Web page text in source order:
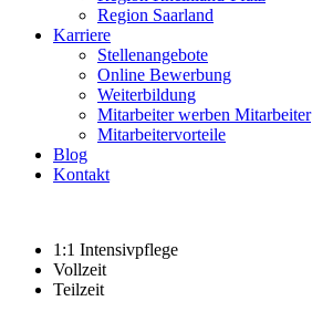
Region Saarland
Karriere
Stellenangebote
Online Bewerbung
Weiterbildung
Mitarbeiter werben Mitarbeiter
Mitarbeitervorteile
Blog
Kontakt
1:1 Intensivpflege
Vollzeit
Teilzeit